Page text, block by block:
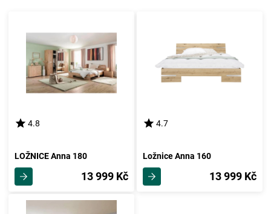
4.8
LOŽNICE Anna 180
13 999 Kč
4.7
Ložnice Anna 160
13 999 Kč